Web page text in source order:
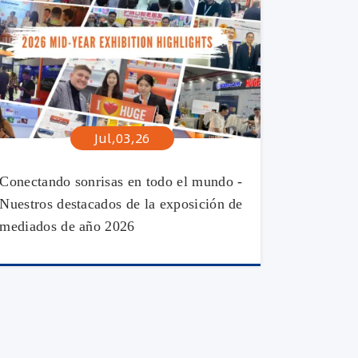
Jul,03,26
Conectando sonrisas en todo el mundo -
Nuestros destacados de la exposición de
mediados de año 2026